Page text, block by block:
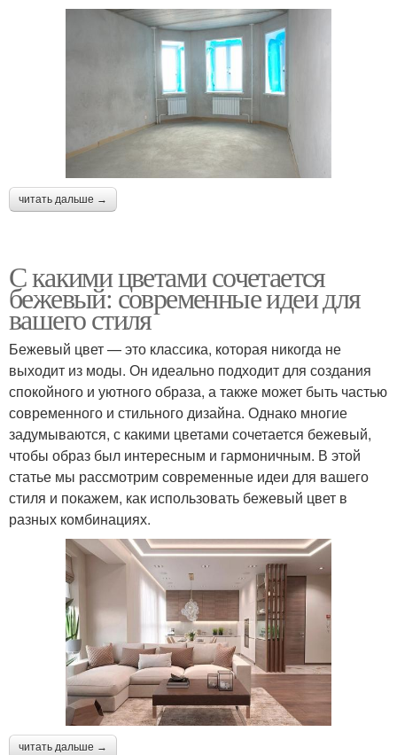
читать дальше →
С какими цветами сочетается
бежевый: современные идеи для
вашего стиля
Бежевый цвет — это классика, которая никогда не
выходит из моды. Он идеально подходит для создания
спокойного и уютного образа, а также может быть частью
современного и стильного дизайна. Однако многие
задумываются, с какими цветами сочетается бежевый,
чтобы образ был интересным и гармоничным. В этой
статье мы рассмотрим современные идеи для вашего
стиля и покажем, как использовать бежевый цвет в
разных комбинациях.
читать дальше →